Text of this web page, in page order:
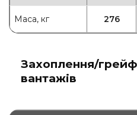
Маса, кг 276
Захоплення/
вантажів